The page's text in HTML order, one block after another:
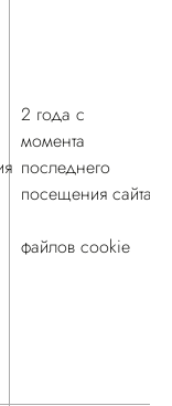
2 года с
момента
последнего
посещения сайта
файлов cookie